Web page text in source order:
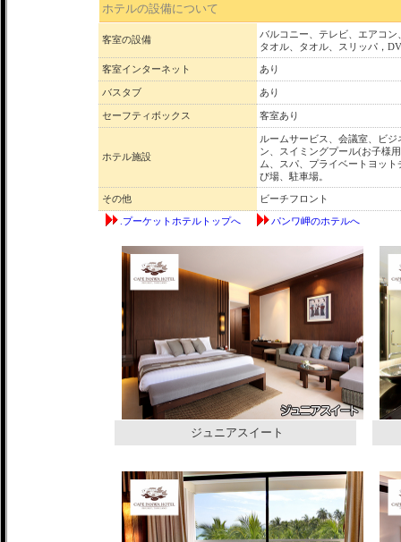
ホテルの設備について
客室の設備
バルコニー、テレビ、エアコ
タオル、タオル、スリッパ，
客室インターネット あり
バスタブ あり
セーフティボックス 客室あり
ホテル施設
ルームサービス、会議室、ビ
ン、スイミングプール(お子様
ム、スパ、プライベートヨッ
び場、駐車場。
その他 ビーチフロント
.プーケットホテルトップへ パンワ岬のホテルへ
ジュニアスイート